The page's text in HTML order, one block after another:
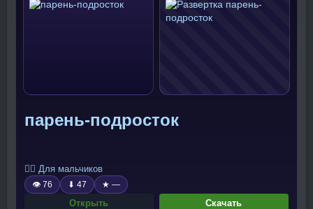
парень-подросток
🧍‍♂️ Для мальчиков
👁 76 ⬇ 47 ★ —
Открыть Скачать